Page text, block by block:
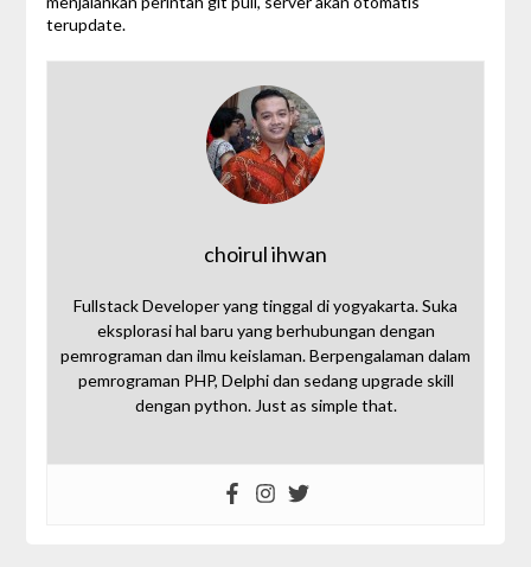
terupdate.
choirul ihwan
Fullstack Developer yang tinggal di yogyakarta. Suka
eksplorasi hal baru yang berhubungan dengan
pemrograman dan ilmu keislaman. Berpengalaman dalam
pemrograman PHP, Delphi dan sedang upgrade skill
dengan python. Just as simple that.